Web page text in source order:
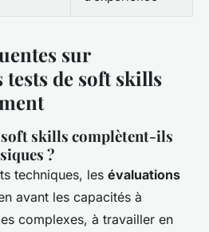
sur
de soft skills
soft skills complètent-ils
?
techniques, les évaluations
avant les capacités à
complexes, à travailler en